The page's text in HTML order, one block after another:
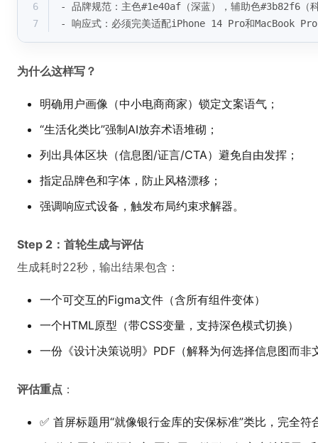
6
- 品牌规范：主色#1e40af（深蓝），辅助色#3b82f6
7
- 响应式：必须完美适配iPhone 14 Pro和MacBook
为什么这样写？
明确用户画像（中小电商商家）锁定文案语气；
“生活化类比”强制AI放弃术语堆砌；
列出具体区块（信息图/证言/CTA）避免自由发挥；
指定品牌色和字体，防止风格漂移；
强调响应式设备，触发布局约束求解器。
Step 2：首轮生成与评估
生成耗时22秒，输出结果包含：
一个可交互的Figma文件（含所有组件变体）
一个HTML原型（带CSS变量，支持深色模式切换）
一份《设计决策说明》PDF（解释为何选择信息图而非
评估重点 ：
✅ 首屏标题用“就像银行金库的安保标准”类比，完全符